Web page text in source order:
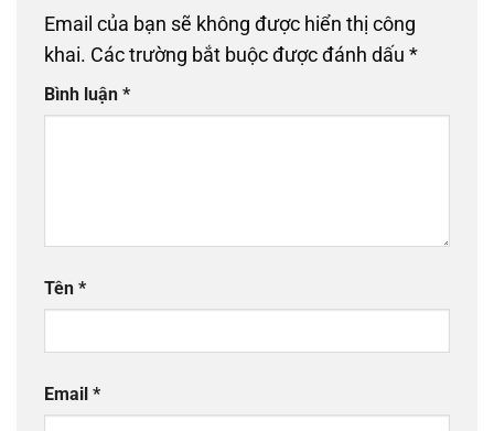
Email của bạn sẽ không được hiển thị công
khai. Các trường bắt buộc được đánh dấu *
Bình luận *
Tên *
Email *